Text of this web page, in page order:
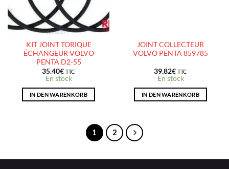
KIT JOINT TORIQUE
ÉCHANGEUR VOLVO
PENTA D2-55
35.40€ TTC
En stock
IN DEN WARENKORB
JOINT COLLECTEUR
VOLVO PENTA 859785
39.82€ TTC
En stock
IN DEN WARENKORB
1 2